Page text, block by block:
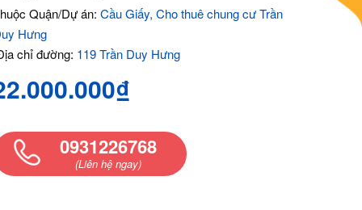
Quận/Dự án: Cầu Giấy, Cho thuê chung cư Trần
Hưng
chỉ đường: 119 Trần Duy Hưng
0931226768
(Liên hệ ngay)